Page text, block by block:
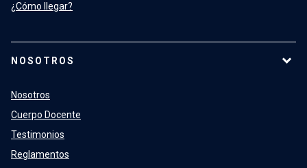
¿Cómo llegar?
NOSOTROS
Nosotros
Cuerpo Docente
Testimonios
Reglamentos